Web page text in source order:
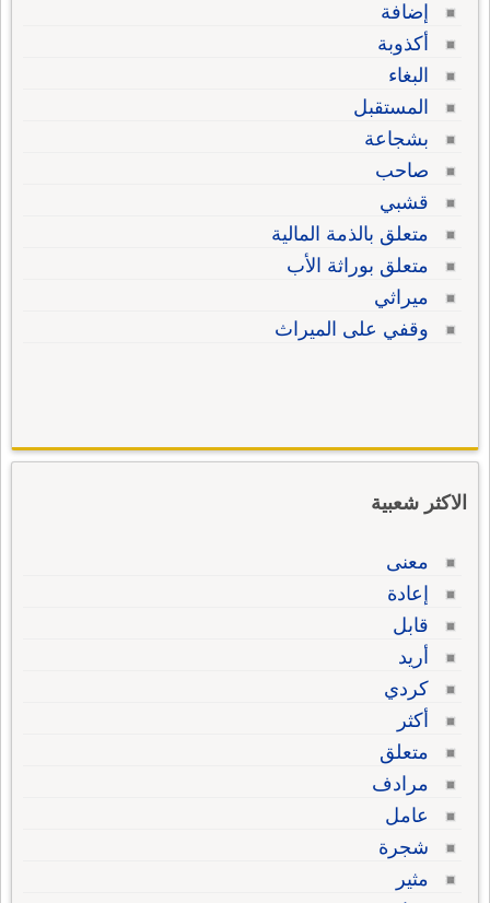
إضافة
أكذوبة
البغاء
المستقبل
بشجاعة
صاحب
قشبي
متعلق بالذمة المالية
متعلق بوراثة الأب
ميراثي
وقفي على الميراث
الاكثر شعبية
معنى
إعادة
قابل
أريد
كردي
أكثر
متعلق
مرادف
عامل
شجرة
مثير